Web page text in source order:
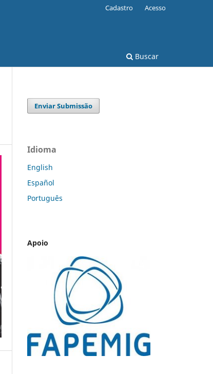
Buscar
Cadastro Acesso
Enviar Submissão
Idioma
English
Español
Português
Apoio